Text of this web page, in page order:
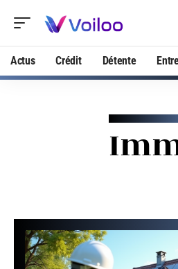
Actus Crédit Détente